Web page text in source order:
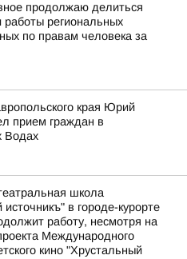
продолжаю делиться
работы региональных
по правам человека за
края Юрий
прием граждан в
Водах
школа
в городе-курорте
работу, несмотря на
Международного
кино "Хрустальный